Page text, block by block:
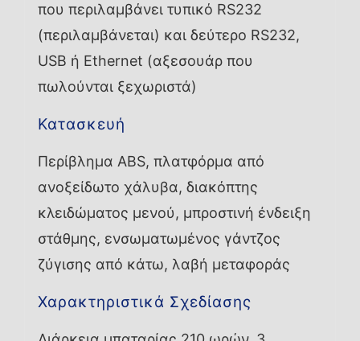
που περιλαμβάνει τυπικό RS232
(περιλαμβάνεται) και δεύτερο RS232,
USB ή Ethernet (αξεσουάρ που
πωλούνται ξεχωριστά)
Κατασκευή
Περίβλημα ABS, πλατφόρμα από
ανοξείδωτο χάλυβα, διακόπτης
κλειδώματος μενού, μπροστινή ένδειξη
στάθμης, ενσωματωμένος γάντζος
ζύγισης από κάτω, λαβή μεταφοράς
Χαρακτηριστικά Σχεδίασης